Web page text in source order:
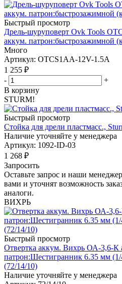
Быстрый просмотр
Дрель-шуруповерт Ovk Tools
аккум. патрон:быстрозажимной
Много
Артикул: OTCS1AA-12V-1.5A
1 255 ₽
-
+
В корзину
STURM!
Быстрый просмотр
Стойка для дрели пластмасс.,
Наличие уточняйте у менеджера
Артикул: 1092-ID-03
1 268 ₽
Запросить
Оставьте запрос и наши
вами и уточнят возможность
аналоги.
ВИХРЬ
Быстрый просмотр
Отвертка аккум. Вихрь ОА-3,6-К
патрон:Шестигранник 6.35 мм (1/
(72/14/10)
Наличие уточняйте у менеджера